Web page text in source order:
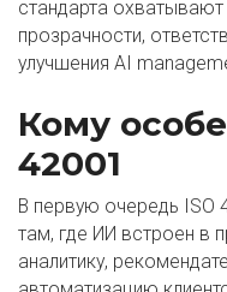
стандарта
прозрачности,
улучшения AI
Кому
42001
В первую очередь ISO
там, где ИИ встроен в
аналитику,